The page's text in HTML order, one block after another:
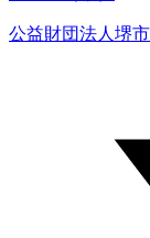
公益財団法人堺